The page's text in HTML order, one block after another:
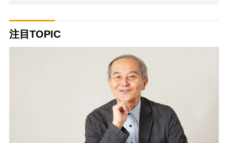
注目TOPIC